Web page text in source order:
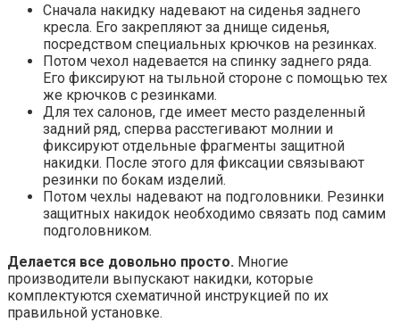
Сначала накидку надевают на сиденья заднего
кресла. Его закрепляют за днище сиденья,
посредством специальных крючков на резинках.
Потом чехол надевается на спинку заднего ряда.
Его фиксируют на тыльной стороне с помощью тех
же крючков с резинками.
Для тех салонов, где имеет место разделенный
задний ряд, сперва расстегивают молнии и
фиксируют отдельные фрагменты защитной
накидки. После этого для фиксации связывают
резинки по бокам изделий.
Потом чехлы надевают на подголовники. Резинки
защитных накидок необходимо связать под самим
подголовником.
Делается все довольно просто. Многие
производители выпускают накидки, которые
комплектуются схематичной инструкцией по их
правильной установке.